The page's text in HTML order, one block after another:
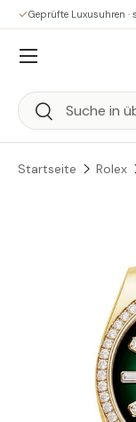
Direkt zum
Geprüfte Luxusuhren ·
Suchen
Suchen
Menü
Startseite Rolex
Zu